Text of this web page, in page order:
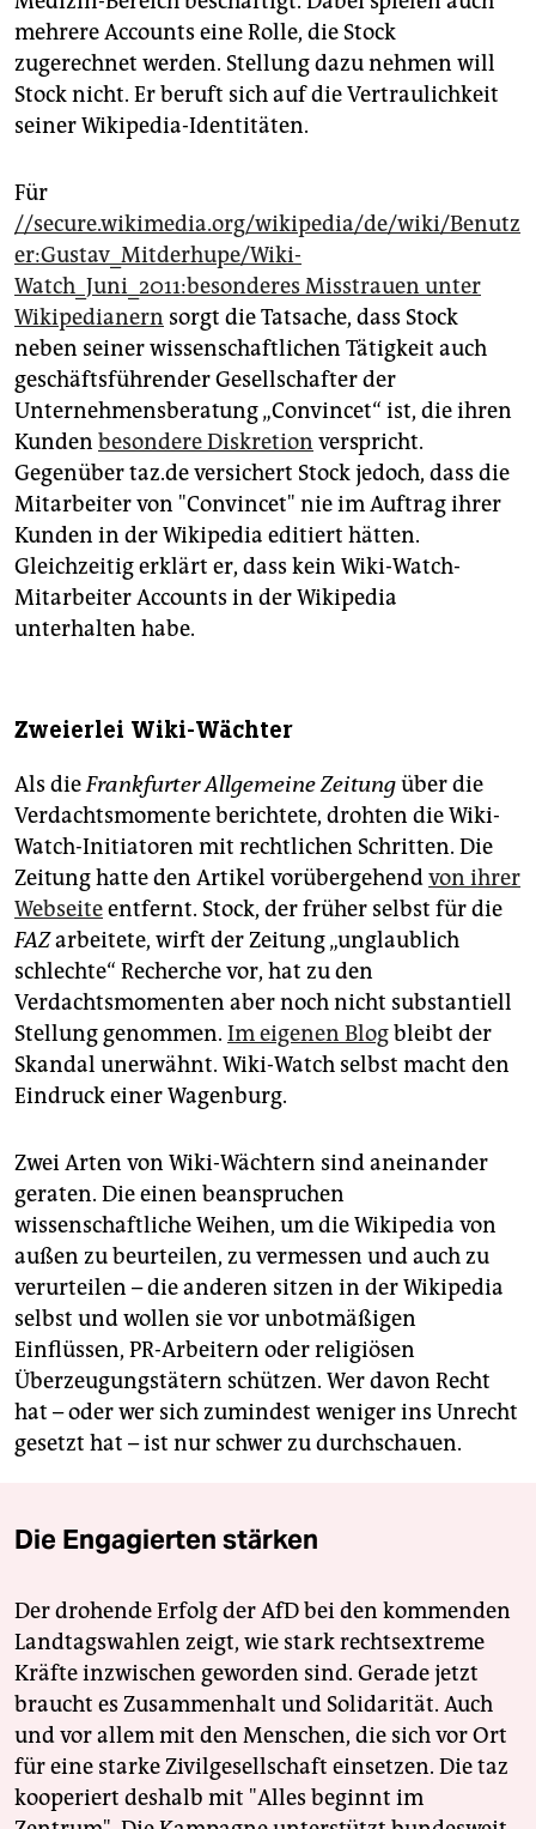
mehrere Accounts eine Rolle, die Stock
zugerechnet werden. Stellung dazu nehmen will
Stock nicht. Er beruft sich auf die Vertraulichkeit
seiner Wikipedia-Identitäten.
Für
//secure.wikimedia.org/wikipedia/de/wiki/Benutz
er:Gustav_Mitderhupe/Wiki-
Watch_Juni_2011:besonderes Misstrauen unter
Wikipedianern sorgt die Tatsache, dass Stock
neben seiner wissenschaftlichen Tätigkeit auch
geschäftsführender Gesellschafter der
Unternehmensberatung „Convincet“ ist, die ihren
Kunden besondere Diskretion verspricht.
Gegenüber taz.de versichert Stock jedoch, dass die
Mitarbeiter von "Convincet" nie im Auftrag ihrer
Kunden in der Wikipedia editiert hätten.
Gleichzeitig erklärt er, dass kein Wiki-Watch-
Mitarbeiter Accounts in der Wikipedia
unterhalten habe.
Zweierlei Wiki-Wächter
Als dieFrankfurter Allgemeine Zeitungüber die
Verdachtsmomente berichtete, drohten die Wiki-
Watch-Initiatoren mit rechtlichen Schritten. Die
Zeitung hatte den Artikel vorübergehendvon ihrer
Webseiteentfernt. Stock, der früher selbst für die
FAZarbeitete, wirft der Zeitung „unglaublich
schlechte“ Recherche vor, hat zu den
Verdachtsmomenten aber noch nicht substantiell
Stellung genommen. Im eigenen Blogbleibt der
Skandal unerwähnt. Wiki-Watch selbst macht den
Eindruck einer Wagenburg.
Zwei Arten von Wiki-Wächtern sind aneinander
geraten. Die einen beanspruchen
wissenschaftliche Weihen, um die Wikipedia von
außen zu beurteilen, zu vermessen und auch zu
verurteilen – die anderen sitzen in der Wikipedia
selbst und wollen sie vor unbotmäßigen
Einflüssen, PR-Arbeitern oder religiösen
Überzeugungstätern schützen. Wer davon Recht
hat – oder wer sich zumindest weniger ins Unrecht
gesetzt hat – ist nur schwer zu durchschauen.
Die Engagierten stärken
Der drohende Erfolg der AfD bei den kommenden
Landtagswahlen zeigt, wie stark rechtsextreme
Kräfte inzwischen geworden sind. Gerade jetzt
braucht es Zusammenhalt und Solidarität. Auch
und vor allem mit den Menschen, die sich vor Ort
für eine starke Zivilgesellschaft einsetzen. Die taz
kooperiert deshalb mit "Alles beginnt im